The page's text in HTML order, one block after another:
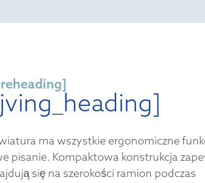
ma wszystkie ergonomiczne
pisanie. Kompaktowa konstrukcja
się na szerokości ramion podczas